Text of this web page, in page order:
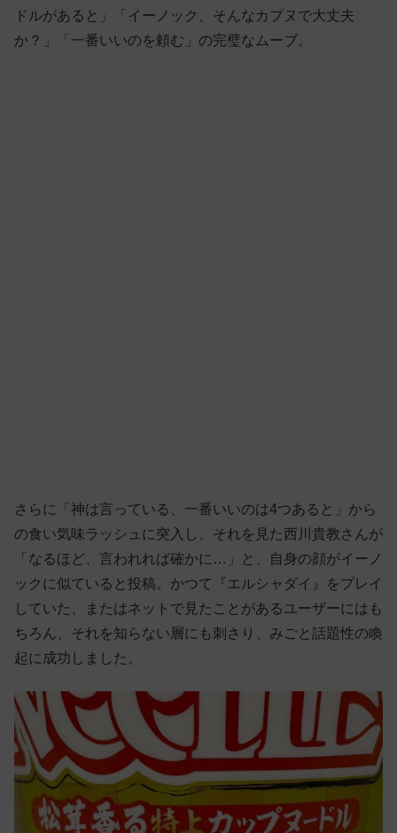
ドルがあると」「イーノック、そんなカプヌで大丈夫
か？」「一番いいのを頼む」の完璧なムーブ。
さらに「神は言っている、一番いいのは4つあると」から
の食い気味ラッシュに突入し、それを見た西川貴教さんが
「なるほど、言われれば確かに…」と、自身の顔がイーノ
ックに似ていると投稿。かつて『エルシャダイ』をプレイ
していた、またはネットで見たことがあるユーザーにはも
ちろん、それを知らない層にも刺さり、みごと話題性の喚
起に成功しました。